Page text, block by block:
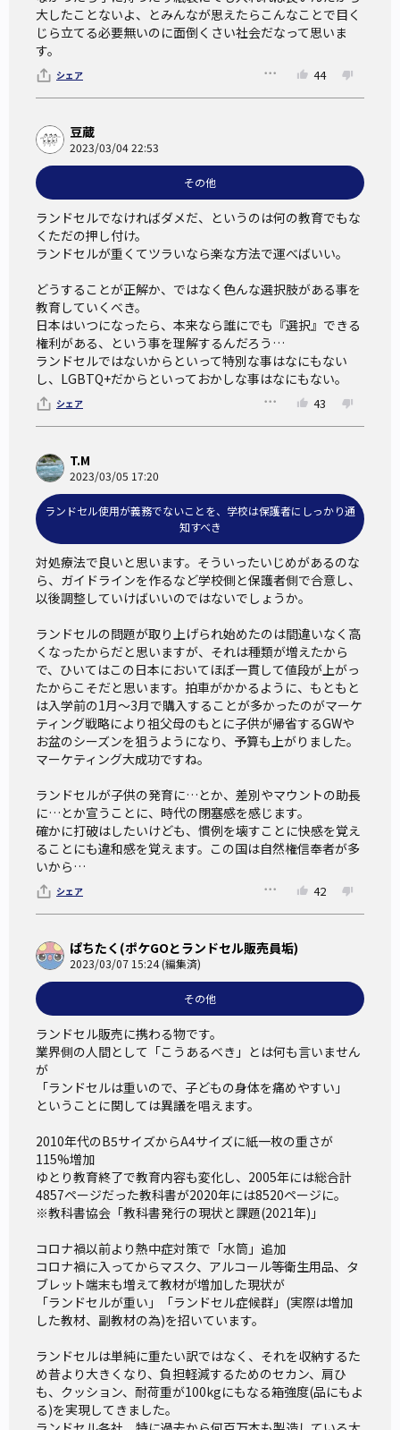
大したことないよ、とみんなが思えたらこんなことで目く
じら立てる必要無いのに面倒くさい社会だなって思いま
す。
シェア 44
豆蔵
2023/03/04 22:53
その他
ランドセルでなければダメだ、というのは何の教育でもな
くただの押し付け。
ランドセルが重くてツラいなら楽な方法で運べばいい。
どうすることが正解か、ではなく色んな選択肢がある事を
教育していくべき。
日本はいつになったら、本来なら誰にでも『選択』できる
権利がある、という事を理解するんだろう…
ランドセルではないからといって特別な事はなにもない
し、LGBTQ+だからといっておかしな事はなにもない。
シェア 43
T.M
2023/03/05 17:20
ランドセル使用が義務でないことを、学校は保護者にしっかり通
知すべき
対処療法で良いと思います。そういったいじめがあるのな
ら、ガイドラインを作るなど学校側と保護者側で合意し、
以後調整していけばいいのではないでしょうか。
ランドセルの問題が取り上げられ始めたのは間違いなく高
くなったからだと思いますが、それは種類が増えたから
で、ひいてはこの日本においてほぼ一貫して値段が上がっ
たからこそだと思います。拍車がかかるように、もともと
は入学前の1月～3月で購入することが多かったのがマーケ
ティング戦略により祖父母のもとに子供が帰省するGWや
お盆のシーズンを狙うようになり、予算も上がりました。
マーケティング大成功ですね。
ランドセルが子供の発育に…とか、差別やマウントの助長
に…とか宣うことに、時代の閉塞感を感じます。
確かに打破はしたいけども、慣例を壊すことに快感を覚え
ることにも違和感を覚えます。この国は自然権信奉者が多
いから…
シェア 42
ぱちたく(ポケGOとランドセル販売員垢)
2023/03/07 15:24 (編集済)
その他
ランドセル販売に携わる物です。
業界側の人間として「こうあるべき」とは何も言いません
が
「ランドセルは重いので、子どもの身体を痛めやすい」
ということに関しては異議を唱えます。
2010年代のB5サイズからA4サイズに紙一枚の重さが
115%増加
ゆとり教育終了で教育内容も変化し、2005年には総合計
4857ページだった教科書が2020年には8520ページに。
※教科書協会「教科書発行の現状と課題(2021年)」
コロナ禍以前より熱中症対策で「水筒」追加
コロナ禍に入ってからマスク、アルコール等衛生用品、タ
ブレット端末も増えて教材が増加した現状が
「ランドセルが重い」「ランドセル症候群」(実際は増加
した教材、副教材の為)を招いています。
ランドセルは単純に重たい訳ではなく、それを収納するた
め昔より大きくなり、負担軽減するためのセカン、肩ひ
も、クッション、耐荷重が100kgにもなる箱強度(品にもよ
る)を実現してきました。